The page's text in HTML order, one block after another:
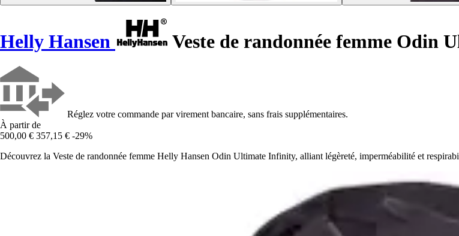
Helly Hansen Veste de randonnée femme Odin
Réglez votre commande par virement bancaire, sans frais supplémentaires.
À partir de
500,00 € 357,15 € -29%
Découvrez la Veste de randonnée femme Helly Hansen Odin Ultimate Infinity, alliant légèreté, imperméabilité et